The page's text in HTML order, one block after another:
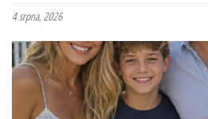
4 srpna, 2026